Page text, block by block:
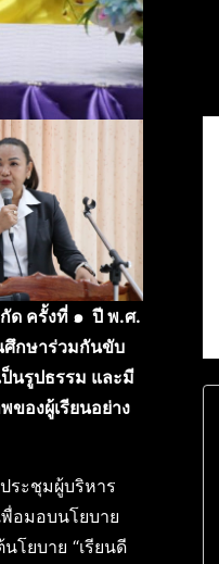
ด ครั้งที่ ๑ ปี พ.ศ.
ศึกษาร่วมกันขับ
นรูปธรรม และมี
องผู้เรียนอย่าง
ระชุมผู้บริหาร
อมอบนโยบาย
โยบาย “เรียนดี